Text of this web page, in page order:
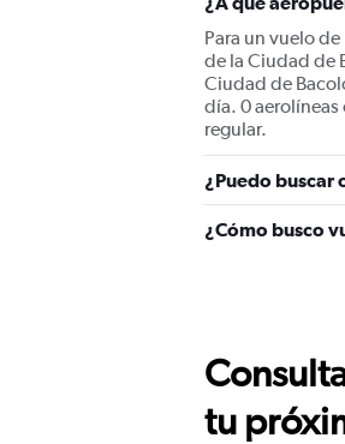
Para un vuelo
de la Ciudad de
Ciudad de
día. 0 aerolíneas
regular.
¿Puedo buscar
¿Cómo busco
tu